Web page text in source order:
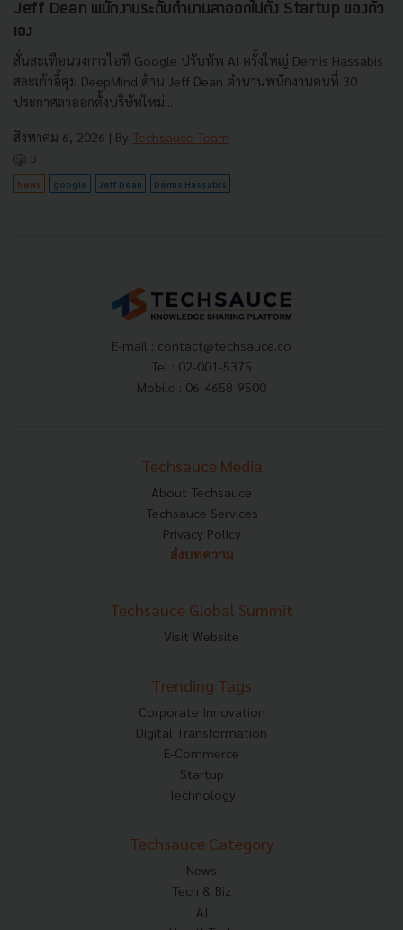
Jeff Dean พนักงานระดับตำนานลาออกไปตั้ง Startup ของตัว
เอง
สั่นสะเทือนวงการไอที Google ปรับทัพ AI ครั้งใหญ่ Demis Hassabis
สละเก้าอี้คุม DeepMind ด้าน Jeff Dean ตำนานพนักงานคนที่ 30
ประกาศลาออกตั้งบริษัทใหม่...
สิงหาคม 6, 2026 | By Techsauce Team
0
News google Jeff Dean Demis Hassabis
E-mail : contact@techsauce.co
Tel : 02-001-5375
Mobile : 06-4658-9500
Techsauce Media
About Techsauce
Techsauce Services
Privacy Policy
ส่งบทความ
Techsauce Global Summit
Visit Website
Trending Tags
Corporate Innovation
Digital Transformation
E-Commerce
Startup
Technology
Techsauce Category
News
Tech & Biz
AI